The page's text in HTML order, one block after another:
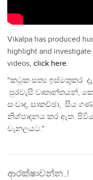
Vikalpa has produced
highlight and
videos, click here.
"කටුක සත්‍ය ඉස්මතුකර
පුරවැසි වෘතාන්තයන්,
සංවාද, සාකච්ඡා, සිය
නිශ්පාදනය කර ඇත.
චැනලයට."
ආරක්ෂාවන්න..!